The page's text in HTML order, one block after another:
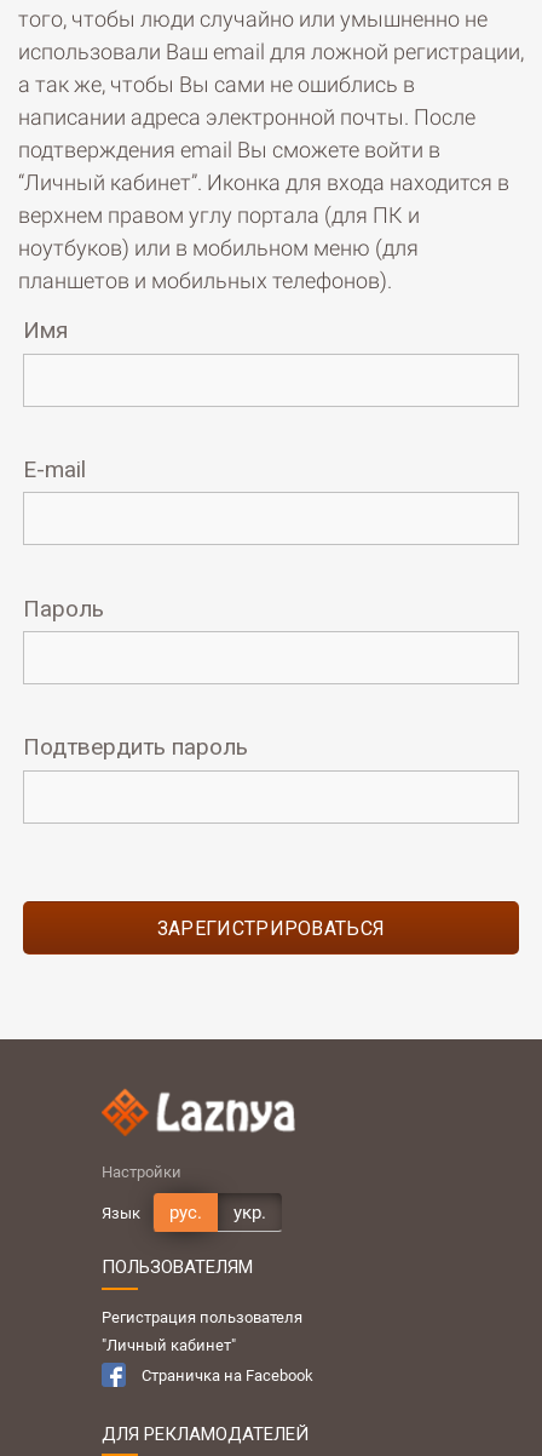
того, чтобы люди случайно или умышненно не
использовали Ваш email для ложной регистрации,
а так же, чтобы Вы сами не ошиблись в
написании адреса электронной почты. После
подтверждения email Вы сможете войти в
“Личный кабинет”. Иконка для входа находится в
верхнем правом углу портала (для ПК и
ноутбуков) или в мобильном меню (для
планшетов и мобильных телефонов).
Имя
E-mail
Пароль
Подтвердить пароль
ЗАРЕГИСТРИРОВАТЬСЯ
Настройки
Язык рус. укр.
ПОЛЬЗОВАТЕЛЯМ
Регистрация пользователя
"Личный кабинет"
Страничка на Facebook
ДЛЯ РЕКЛАМОДАТЕЛЕЙ